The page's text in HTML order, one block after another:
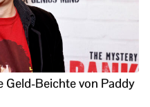
Geld-Beichte von Paddy